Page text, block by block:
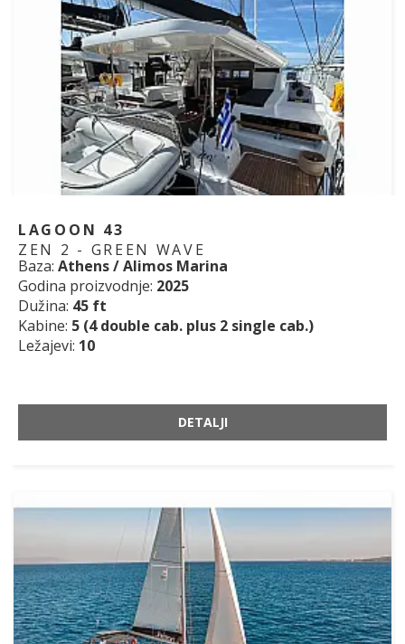
LAGOON 43
ZEN 2 - GREEN WAVE
Baza: Athens / Alimos Marina
Godina proizvodnje: 2025
Dužina: 45 ft
Kabine: 5 (4 double cab. plus 2 single cab.)
Ležajevi: 10
DETALJI